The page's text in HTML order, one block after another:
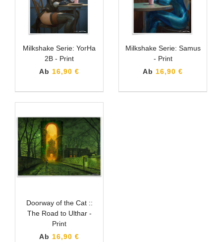
Milkshake Serie: YorHa
2B - Print
Ab 16,90 €
Milkshake Serie: Samus
- Print
Ab 16,90 €
Doorway of the Cat ::
The Road to Ulthar -
Print
Ab 16,90 €